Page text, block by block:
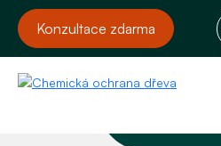
Konzultace zdarma